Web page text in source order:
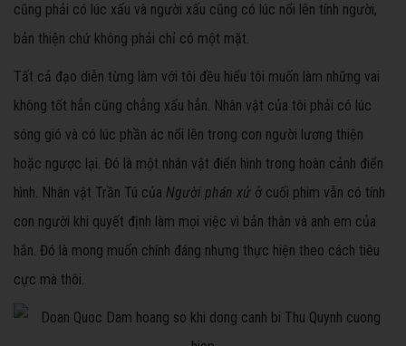
cũng phải có lúc xấu và người xấu cũng có lúc nổi lên tính người,
bản thiện chứ không phải chỉ có một mặt.
Tất cả đạo diễn từng làm với tôi đều hiểu tôi muốn làm những vai
không tốt hẳn cũng chẳng xấu hẳn. Nhân vật của tôi phải có lúc
sóng gió và có lúc phần ác nổi lên trong con người lương thiện
hoặc ngược lại. Đó là một nhân vật điển hình trong hoàn cảnh điển
hình. Nhân vật Trần Tú của Người phán xử ở cuối phim vẫn có tính
con người khi quyết định làm mọi việc vì bản thân và anh em của
hắn. Đó là mong muốn chính đáng nhưng thực hiện theo cách tiêu
cực mà thôi.